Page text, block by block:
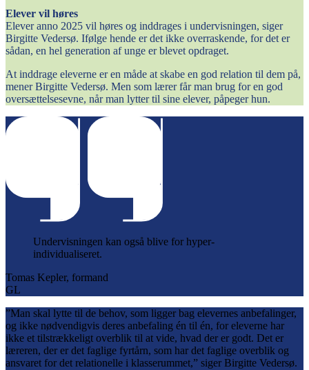
Elever vil høres
Elever anno 2025 vil høres og inddrages i undervisningen, siger
Birgitte Vedersø. Ifølge hende er det ikke overraskende, for det er
sådan, en hel generation af unge er blevet opdraget.
At inddrage eleverne er en måde at skabe en god relation til dem på,
mener Birgitte Vedersø. Men som lærer får man brug for en god
oversættelsesevne, når man lytter til sine elever, påpeger hun.
Undervisningen kan også blive for hyper-
individualiseret.
Tomas Kepler, formand
GL
”Man skal lytte til de behov, som ligger bag elevernes anbefalinger,
og ikke nødvendigvis deres anbefaling én til én, for eleverne har
ikke et tilstrækkeligt overblik til at vide, hvad der er godt. Det er
læreren, der er det faglige fyrtårn, som har det faglige overblik og
ansvaret for det relationelle i klasserummet,” siger Birgitte Vedersø.